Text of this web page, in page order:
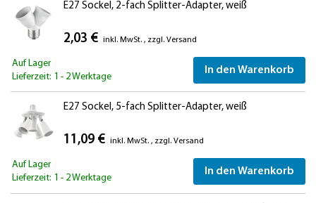
E27 Sockel, 2-fach Splitter-Adapter, weiß
2,03 € inkl. MwSt. , zzgl. Versand
Auf Lager
Lieferzeit: 1 - 2 Werktage
In den Warenkorb
E27 Sockel, 5-fach Splitter-Adapter, weiß
11,09 € inkl. MwSt. , zzgl. Versand
Auf Lager
Lieferzeit: 1 - 2 Werktage
In den Warenkorb